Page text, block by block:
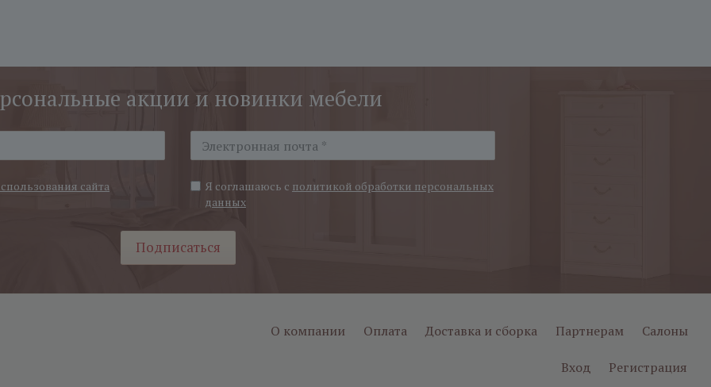
акции и новинки мебели
сайта Я соглашаюсь с политикой обработки персональных
данных
Подписаться
О компании Оплата Доставка и сборка Партнерам Салоны
Вход Регистрация